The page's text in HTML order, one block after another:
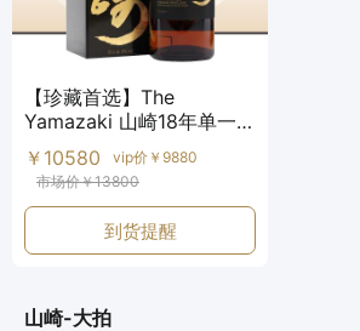
【珍藏首选】The
Yamazaki 山崎18年单一麦
芽威士忌
￥10580
vip价￥9880
市场价￥13800
到货提醒
山崎-大拍